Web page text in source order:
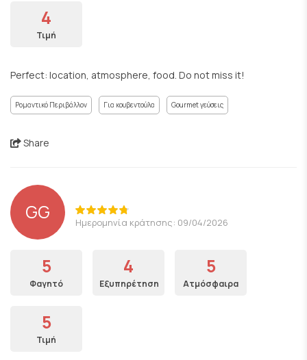
4
Τιμή
Perfect: location, atmosphere, food. Do not miss it!
Ρομαντικό Περιβάλλον Για κουβεντούλα Gourmet γεύσεις
Share
GG Ημερομηνία κράτησης: 09/04/2026
5
Φαγητό
4
Εξυπηρέτηση
5
Ατμόσφαιρα
5
Τιμή